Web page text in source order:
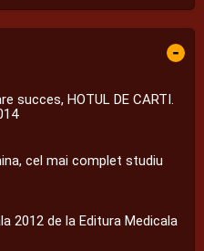
-
succes, HOTUL DE CARTI.
cel mai complet studiu
2012 de la Editura Medicala